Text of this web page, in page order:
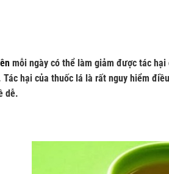
mỗi ngày có thể làm giảm được tác
hại của thuốc lá là rất nguy hiểm
dễ.